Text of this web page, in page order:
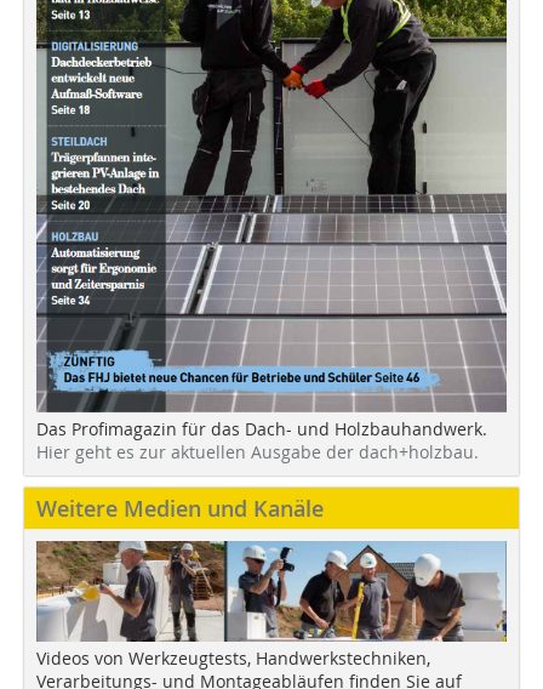
Das Profimagazin für das Dach- und Holzbauhandwerk.
Hier geht es zur aktuellen Ausgabe der dach+holzbau.
Weitere Medien und Kanäle
Videos von Werkzeugtests, Handwerkstechniken,
Verarbeitungs- und Montageabläufen finden Sie auf